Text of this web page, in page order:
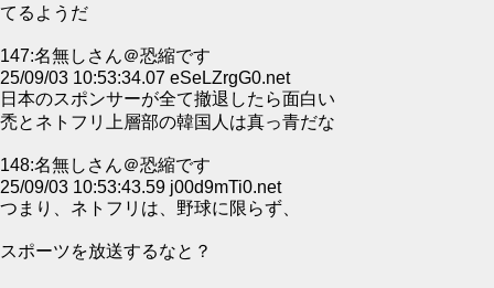
てるようだ
147:名無しさん＠恐縮です
25/09/03 10:53:34.07 eSeLZrgG0.net
日本のスポンサーが全て撤退したら面白い
禿とネトフリ上層部の韓国人は真っ青だな
148:名無しさん＠恐縮です
25/09/03 10:53:43.59 j00d9mTi0.net
つまり、ネトフリは、野球に限らず、
スポーツを放送するなと？